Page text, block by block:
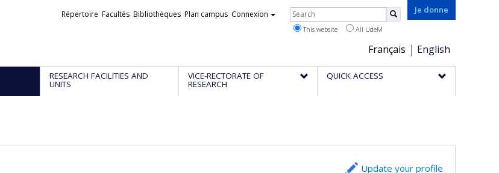
Je donne
Choix
de
la
Français English
Liens
Répertoire Facultés Bibliothèques Plan campus Connexion Rechercher
This website All UdeM
RESEARCH FACILITIES AND
UNITS
VICE-RECTORATE OF
RESEARCH
QUICK ACCESS
Update your profile